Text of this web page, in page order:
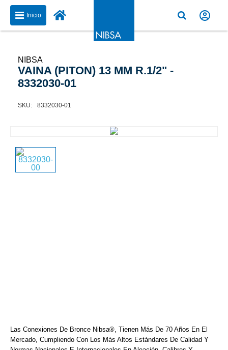
Inicio
NIBSA
VAINA (PITON) 13 MM R.1/2" -
8332030-01
8332030-01
Las Conexiones De Bronce Nibsa®, Tienen Más De 70 Años En El
Mercado, Cumpliendo Con Los Más Altos Estándares De Calidad Y